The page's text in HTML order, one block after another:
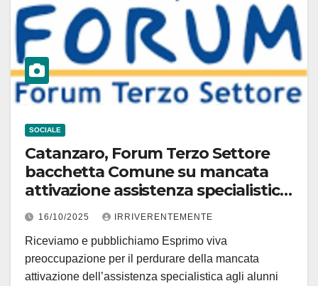
SOCIALE
Catanzaro, Forum Terzo Settore
bacchetta Comune su mancata
attivazione assistenza specialistica
alunni disabili. Costanzo: Sono
molto preoccupata
16/10/2025 IRRIVERENTEMENTE
Riceviamo e pubblichiamo Esprimo viva
preoccupazione per il perdurare della mancata
attivazione dell’assistenza specialistica agli alunni